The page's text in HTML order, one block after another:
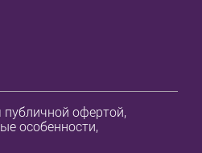
офертой,
особенности,